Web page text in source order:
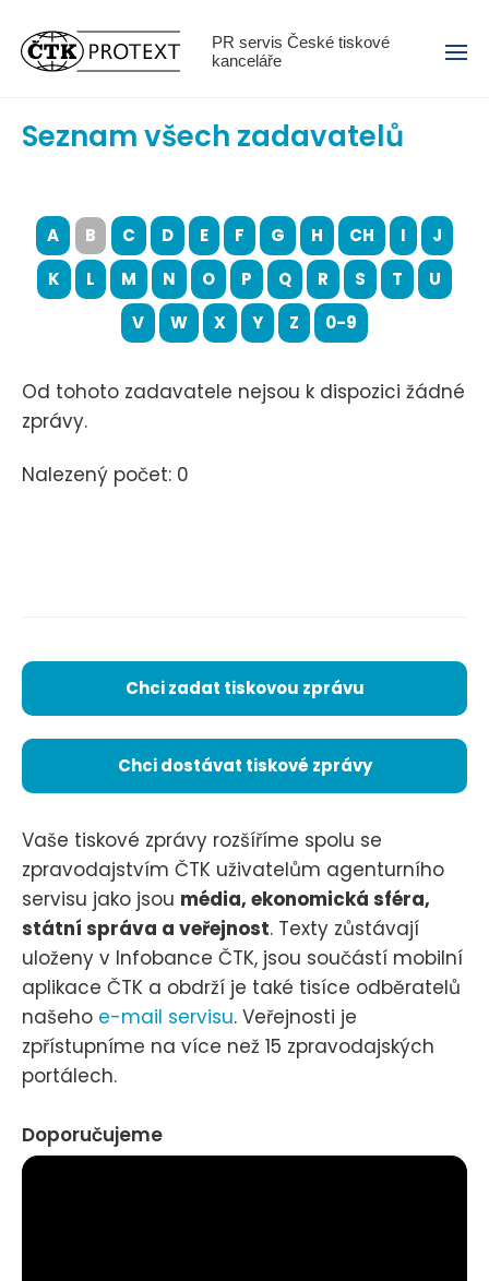
PR servis České tiskové
kanceláře
Menu
Seznam všech zadavatelů
A B C D E F G H CH I
J
K
L M N O P Q R S T
U
V
W X Y Z 0-9
Od tohoto zadavatele nejsou k dispozici žádné
zprávy.
Nalezený počet: 0
Chci zadat tiskovou zprávu
Chci dostávat tiskové zprávy
Vaše tiskové zprávy rozšíříme spolu se
zpravodajstvím ČTK uživatelům agenturního
servisu jako jsou média, ekonomická sféra,
státní správa a veřejnost. Texty zůstávají
uloženy v Infobance ČTK, jsou součástí mobilní
aplikace ČTK a obdrží je také tisíce odběratelů
našeho e-mail servisu. Veřejnosti je
zpřístupníme na více než 15 zpravodajských
portálech.
Doporučujeme